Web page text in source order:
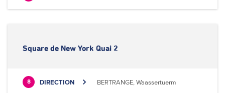
Square de New York Quai 2
8 DIRECTION BERTRANGE, Waassertuerm